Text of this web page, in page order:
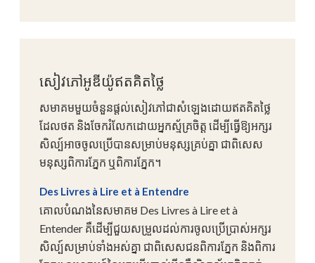
សៀវភៅអូឌីយ៉ូឥតគិតថ្លៃ
សមាគមមួយចំនួនផ្តល់សៀវភៅជាសំឡេងដោយឥតគិតថ្លៃ
ដែលថត និងចែករំលែកដោយអ្នកស្ម័គ្រចិត្ត ដើម្បីធ្វើឱ្យអក្សរ
សិល្ប៍អាចចូលប្រើបានសម្រាប់មនុស្សគ្រប់គ្នា ជាពិសេស
មនុស្សពិការភ្នែក ឬពិការភ្នែក។
Des Livres à Lire et à Entendre
គោលបំណងនៃសមាគម Des Livres à Lire et à
Entender គឺដើម្បីជួយសម្រួលដល់ការចូលប្រើប្រាស់អក្សរ
សិល្ប៍សម្រាប់ទាំងអស់គ្នា ជាពិសេសជនពិការភ្នែក និងពិការ